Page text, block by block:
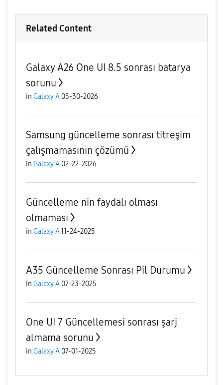
Related Content
Galaxy A26 One UI 8.5 sonrası batarya
sorunu
in Galaxy A 05-30-2026
Samsung güncelleme sonrası titreşim
çalışmamasının çözümü
in Galaxy A 02-22-2026
Güncelleme nin faydalı olması
olmaması
in Galaxy A11-24-2025
A35 Güncelleme Sonrası Pil Durumu
in Galaxy A 07-23-2025
One UI 7 Güncellemesi sonrası şarj
almama sorunu
in Galaxy A 07-01-2025